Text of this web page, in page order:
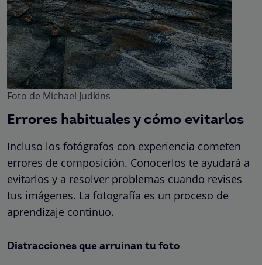
Foto de Michael Judkins
Errores habituales y cómo evitarlos
Incluso los fotógrafos con experiencia cometen
errores de composición. Conocerlos te ayudará a
evitarlos y a resolver problemas cuando revises
tus imágenes. La fotografía es un proceso de
aprendizaje continuo.
Distracciones que arruinan tu foto